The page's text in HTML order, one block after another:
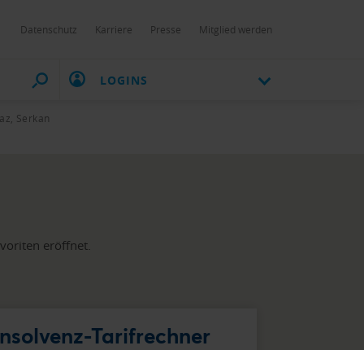
Datenschutz Karriere Presse Mitglied werden
LOGINS
Serkan
eröffnet.
Tarifrechner